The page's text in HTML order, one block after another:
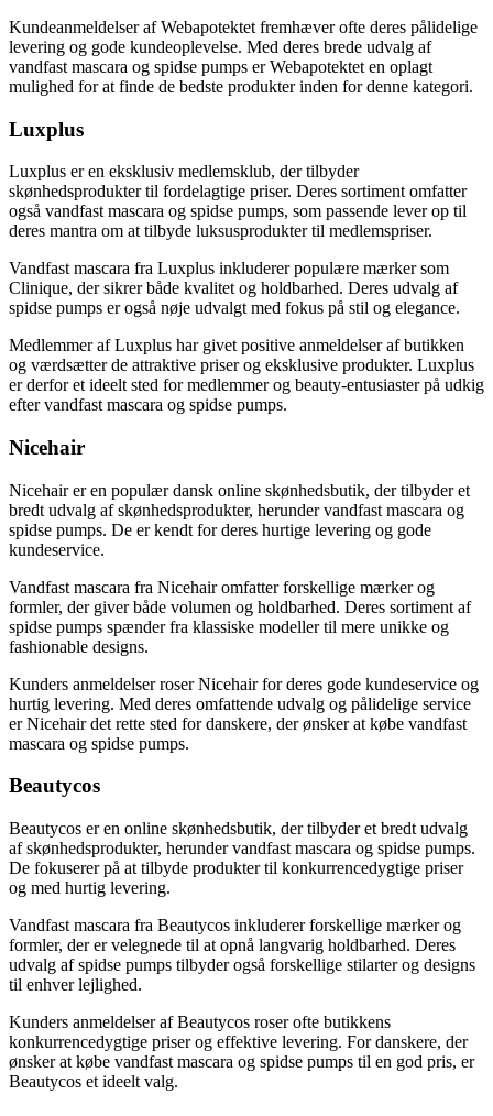
Kundeanmeldelser af Webapotektet fremhæver ofte deres pålidelige
levering og gode kundeoplevelse. Med deres brede udvalg af
vandfast mascara og spidse pumps er Webapotektet en oplagt
mulighed for at finde de bedste produkter inden for denne kategori.
Luxplus
Luxplus er en eksklusiv medlemsklub, der tilbyder
skønhedsprodukter til fordelagtige priser. Deres sortiment omfatter
også vandfast mascara og spidse pumps, som passende lever op til
deres mantra om at tilbyde luksusprodukter til medlemspriser.
Vandfast mascara fra Luxplus inkluderer populære mærker som
Clinique, der sikrer både kvalitet og holdbarhed. Deres udvalg af
spidse pumps er også nøje udvalgt med fokus på stil og elegance.
Medlemmer af Luxplus har givet positive anmeldelser af butikken
og værdsætter de attraktive priser og eksklusive produkter. Luxplus
er derfor et ideelt sted for medlemmer og beauty-entusiaster på udkig
efter vandfast mascara og spidse pumps.
Nicehair
Nicehair er en populær dansk online skønhedsbutik, der tilbyder et
bredt udvalg af skønhedsprodukter, herunder vandfast mascara og
spidse pumps. De er kendt for deres hurtige levering og gode
kundeservice.
Vandfast mascara fra Nicehair omfatter forskellige mærker og
formler, der giver både volumen og holdbarhed. Deres sortiment af
spidse pumps spænder fra klassiske modeller til mere unikke og
fashionable designs.
Kunders anmeldelser roser Nicehair for deres gode kundeservice og
hurtig levering. Med deres omfattende udvalg og pålidelige service
er Nicehair det rette sted for danskere, der ønsker at købe vandfast
mascara og spidse pumps.
Beautycos
Beautycos er en online skønhedsbutik, der tilbyder et bredt udvalg
af skønhedsprodukter, herunder vandfast mascara og spidse pumps.
De fokuserer på at tilbyde produkter til konkurrencedygtige priser
og med hurtig levering.
Vandfast mascara fra Beautycos inkluderer forskellige mærker og
formler, der er velegnede til at opnå langvarig holdbarhed. Deres
udvalg af spidse pumps tilbyder også forskellige stilarter og designs
til enhver lejlighed.
Kunders anmeldelser af Beautycos roser ofte butikkens
konkurrencedygtige priser og effektive levering. For danskere, der
ønsker at købe vandfast mascara og spidse pumps til en god pris, er
Beautycos et ideelt valg.